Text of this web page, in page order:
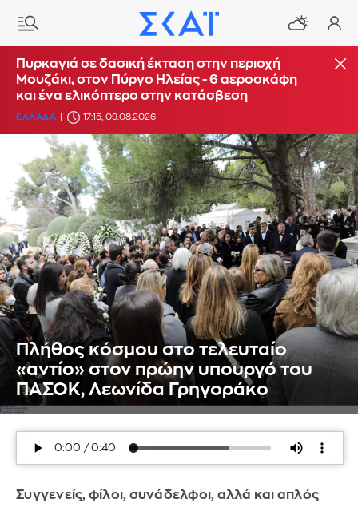
Πυρκαγιά σε δασική έκταση στην περιοχή
Μουζάκι, στον Πύργο Ηλείας - 6 αεροσκάφη
και ένα ελικόπτερο στην κατάσβεση
ΕΛΛΑΔΑ 17:15, 09.08.2026
Πλήθος κόσμου στο τελευταίο
«αντίο» στον πρώην υπουργό του
ΠΑΣΟΚ, Λεωνίδα Γρηγοράκο
Συγγενείς, φίλοι, συνάδελφοι, αλλά και απλός